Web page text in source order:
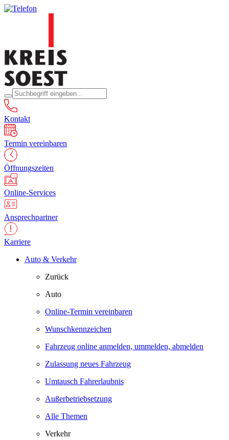
Kontakt
Termin vereinbaren
Öffnungszeiten
Online-Services
Ansprechpartner
Karriere
Auto & Verkehr
Zurück
Auto
Online-Termin vereinbaren
Wunschkennzeichen
Fahrzeug online anmelden, ummelden, abmelden
Zulassung neues Fahrzeug
Umtausch Fahrerlaubnis
Außerbetriebsetzung
Alle Themen
Verkehr